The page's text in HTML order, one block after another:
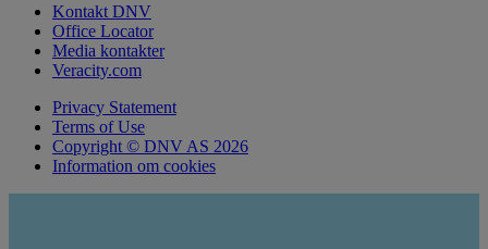
Kontakt DNV
Office Locator
Media kontakter
Veracity.com
Privacy Statement
Terms of Use
Copyright © DNV AS 2026
Information om cookies